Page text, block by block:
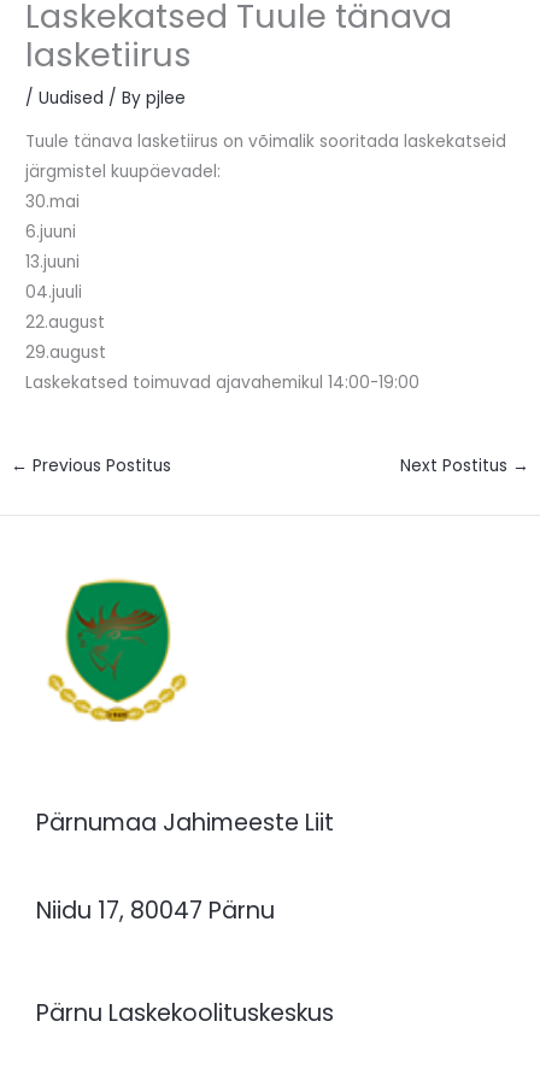
Laskekatsed Tuule tänava
lasketiirus
/Uudised / Bypjlee
Tuule tänava lasketiirus on võimalik sooritada laskekatseid
järgmistel kuupäevadel:
30.mai
6.juuni
13.juuni
04.juuli
22.august
29.august
Laskekatsed toimuvad ajavahemikul 14:00-19:00
← Previous Postitus Next Postitus →
Pärnumaa Jahimeeste Liit
Niidu 17, 80047 Pärnu
Pärnu Laskekoolituskeskus